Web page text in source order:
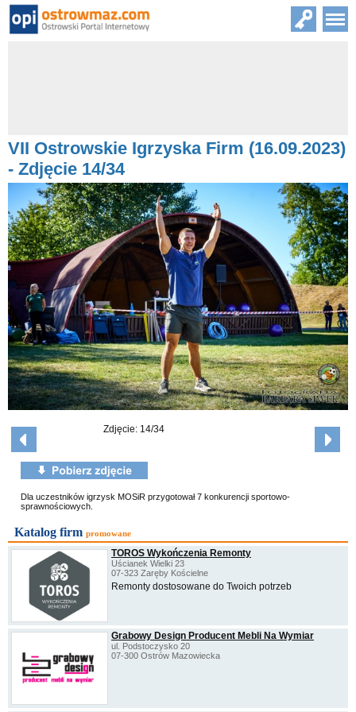
VII Ostrowskie Igrzyska Firm (16.09.2023)
- Zdjęcie 14/34
Zdjęcie: 14/34
Dla uczestników igrzysk MOSiR przygotował 7 konkurencji sportowo-
sprawnościowych.
Katalog firm promowane
TOROS Wykończenia Remonty
Uścianek Wielki 23
07-323 Zaręby Kościelne
Remonty dostosowane do Twoich potrzeb
Grabowy Design Producent Mebli Na Wymiar
ul. Podstoczysko 20
07-300 Ostrów Mazowiecka